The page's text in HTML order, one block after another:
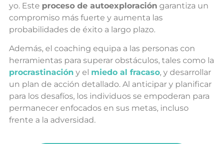
yo. Este proceso de autoexploración garantiza un
compromiso más fuerte y aumenta las
probabilidades de éxito a largo plazo.
Además, el coaching equipa a las personas con
herramientas para superar obstáculos, tales como la
procrastinación y el miedo al fracaso, y desarrollar
un plan de acción detallado. Al anticipar y planificar
para los desafíos, los individuos se empoderan para
permanecer enfocados en sus metas, incluso
frente a la adversidad.